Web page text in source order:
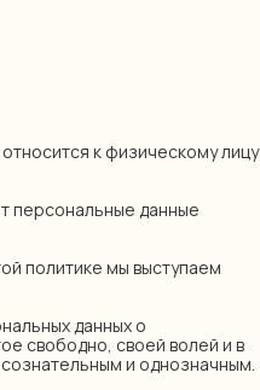
к физическому лицу
персональные данные
политике мы выступаем
данных о
свободно, своей волей и в
и однозначным.